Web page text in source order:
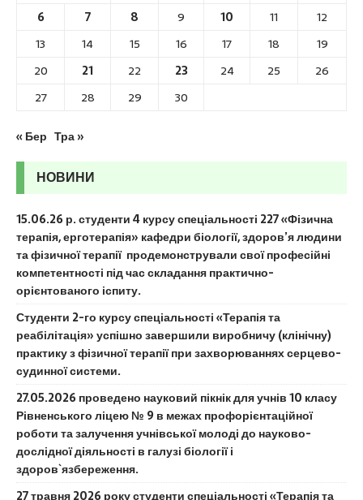
6
7 8 9 10 11
12
13
14 15 16 17 18
19
20
21 22 23 24 25
26
27
28 29 30
« Бер Тра »
НОВИНИ
15.06.26 р. студенти 4 курсу спеціальності 227 «Фізична
терапія, ерготерапія» кафедри біології, здоров’я людини
та фізичної терапії продемонстрували свої професійні
компетентності під час складання практично-
орієнтованого іспиту.
Студенти 2-го курсу спеціальності «Терапія та
реабілітація» успішно завершили виробничу (клінічну)
практику з фізичної терапії при захворюваннях серцево-
судинної системи.
27.05.2026 проведено науковий пікнік для учнів 10 класу
Рівненського ліцею № 9 в межах профорієнтаційної
роботи та залучення учнівської молоді до науково-
дослідної діяльності в галузі біології і
здоров`язбереження.
27 травня 2026 року студенти спеціальності «Терапія та